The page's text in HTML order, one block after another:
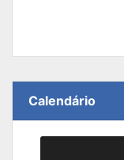
Calendário